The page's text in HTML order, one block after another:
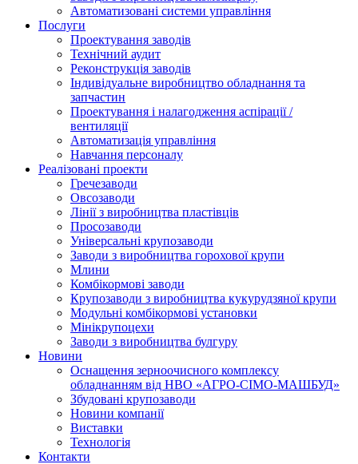
Автоматизовані системи управління
Послуги
Проектування заводів
Технічний аудит
Реконструкція заводів
Індивідуальне виробництво обладнання та
запчастин
Проектування і налагодження аспірації /
вентиляції
Автоматизація управління
Навчання персоналу
Реалізовані проекти
Гречезаводи
Овсозаводи
Лінії з виробництва пластівців
Просозаводи
Універсальні крупозаводи
Заводи з виробництва горохової крупи
Млини
Комбікормові заводи
Крупозаводи з виробництва кукурудзяної крупи
Модульні комбікормові установки
Мінікрупоцехи
Заводи з виробництва булгуру
Новини
Оснащення зерноочисного комплексу
обладнанням від НВО «АГРО-СІМО-МАШБУД»
Збудовані крупозаводи
Новини компанії
Виставки
Технологія
Контакти